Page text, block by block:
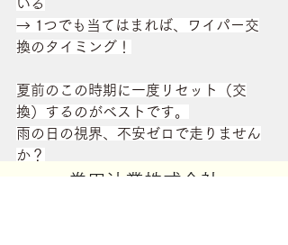
いる
→ 1つでも当てはまれば、ワイパー交
換のタイミング！
夏前のこの時期に一度リセット（交
換）するのがベストです。
雨の日の視界、不安ゼロで走りません
か？
当社運営のガソリンスタンド、
​巻田油業株式会社